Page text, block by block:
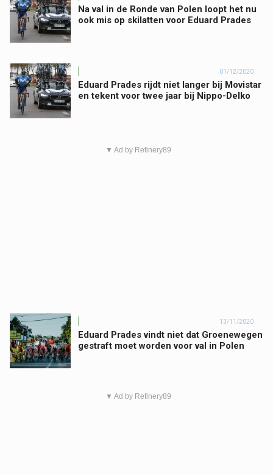
Na val in de Ronde van Polen loopt het nu
ook mis op skilatten voor Eduard Prades
01/12/2020
Eduard Prades rijdt niet langer bij Movistar
en tekent voor twee jaar bij Nippo-Delko
▼ Ad by Refinery89
13/11/2020
Eduard Prades vindt niet dat Groenewegen
gestraft moet worden voor val in Polen
▼ Ad by Refinery89